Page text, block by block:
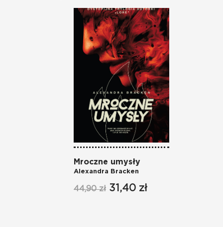
Mroczne umysły
Alexandra Bracken
44,90 zł 31,40 zł